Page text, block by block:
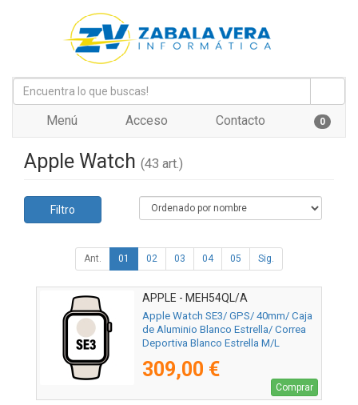
Menú Acceso Contacto 0
Apple Watch (43 art.)
Filtro
Ant. 01 02 03 04 05 Sig.
APPLE - MEH54QL/A
Apple Watch SE3/ GPS/ 40mm/ Caja
de Aluminio Blanco Estrella/ Correa
Deportiva Blanco Estrella M/L
309,00 €
Comprar